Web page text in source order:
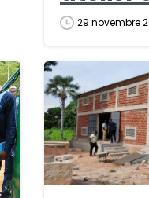
29 novembre